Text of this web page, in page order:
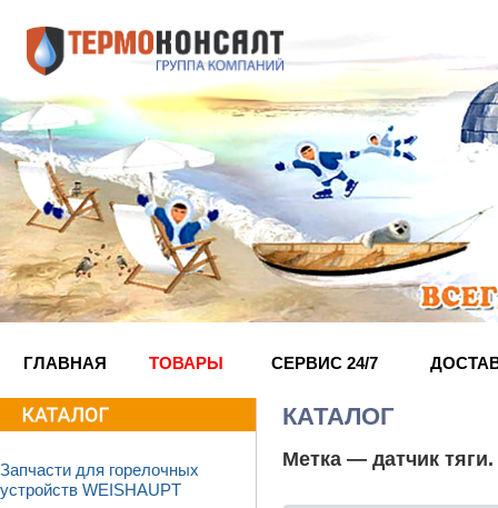
ГЛАВНАЯ ТОВАРЫ СЕРВИС 24/7
Запчасти для горелочных
устройств WEISHAUPT
КАТАЛОГ
Метка — датчик тяги.